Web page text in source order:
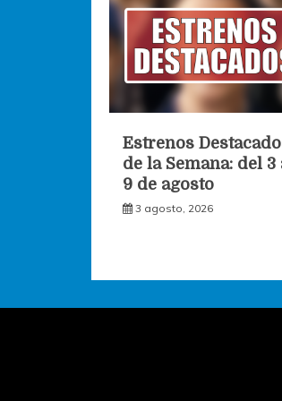
Estrenos
de la Semana: del 3
9 de agosto
3 agosto, 2026